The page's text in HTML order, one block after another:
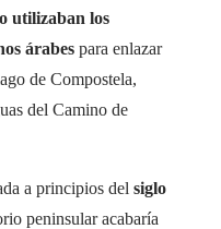
utilizaban los
árabes para enlazar
de Compostela,
del Camino de
a principios del siglo
peninsular acabaría